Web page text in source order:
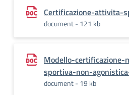
Certificazione-attivita-
document - 121 kb
Modello-
sportiva-non-
document - 19 kb